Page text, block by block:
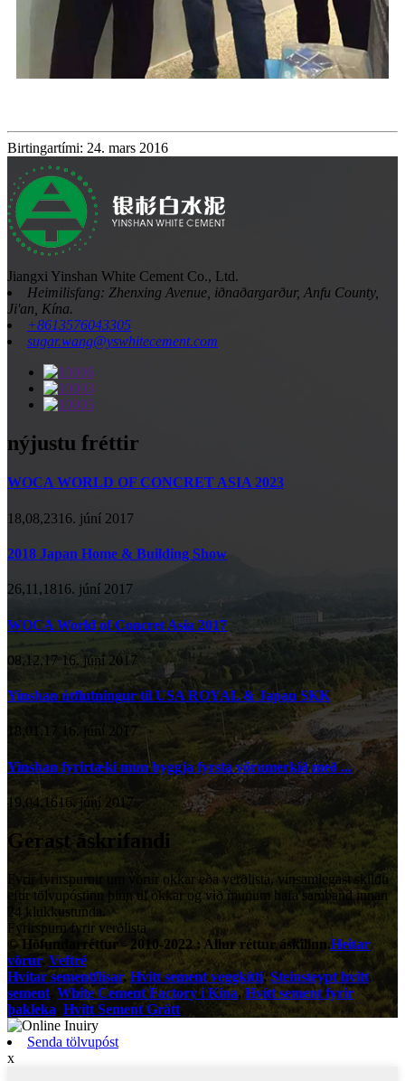
Birtingartími: 24. mars 2016
Jiangxi Yinshan White Cement Co., Ltd.
Heimilisfang: Zhenxing Avenue, iðnaðargarður, Anfu County,
Ji'an, Kína.
+8613576043305
sugar.wang@yswhitecement.com
nýjustu fréttir
WOCA WORLD OF CONCRET ASIA 2023
18,08,2316. júní 2017
2018 Japan Home & Building Show
26,11,1816. júní 2017
WOCA World of Concret Asia 2017
08,12,17 16. júní 2017
Yinshan útflutningur til USA ROYAL & Japan SKK
18,01,17 16. júní 2017
Yinshan fyrirtæki mun byggja fyrsta vörumerkið með ...
19,04,1616. júní 2017
Gerast áskrifandi
Fyrir fyrirspurnir um vörur okkar eða verðlista, vinsamlegast skildu
eftir tölvupóstinn þinn til okkar og við munum hafa samband innan
24 klukkustunda.
Fyrirspurn fyrir verðlista
© Höfundarréttur - 2010-2022 : Allur réttur áskilinn.Heitar
vörur, Veftré
Hvítar sementflísar, Hvítt sement veggkítti,Steinsteypt hvítt
sement White Cement Factory í Kína, Hvítt sement fyrir
þakleka Hvítt Sement Grátt
Senda tölvupóst
x